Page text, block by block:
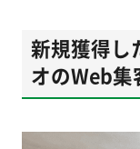
新規獲得し
オのWeb集